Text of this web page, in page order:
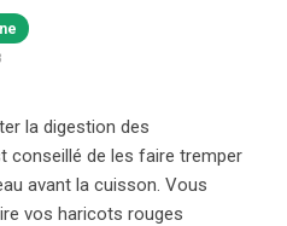
la digestion des
conseillé de les faire tremper
avant la cuisson. Vous
vos haricots rouges